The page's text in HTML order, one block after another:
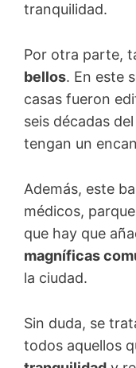
tranquilidad.
Por otra parte,
bellos. En este
casas fueron
seis décadas
tengan un
Además, este
médicos,
que hay que
magníficas
la ciudad.
Sin duda, se
todos aquellos